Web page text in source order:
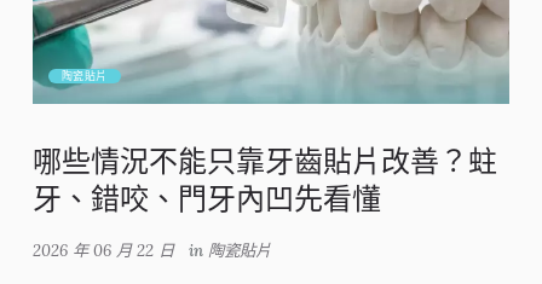
陶瓷貼片
哪些情況不能只靠牙齒貼片改善？蛀
牙、錯咬、門牙內凹先看懂
2026 年 06 月 22 日 in 陶瓷貼片